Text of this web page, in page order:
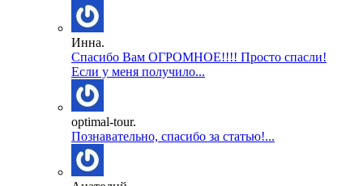
Инна.
Спасибо Вам ОГРОМНОЕ!!!! Просто спасли!
Если у меня получило...
optimal-tour.
Познавательно, спасибо за статью!...